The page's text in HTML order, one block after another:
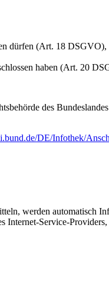
dürfen (Art. 18 DSGVO),
haben (Art. 20
des
DE/Infothek/
werden automatisch
Internet-Service-